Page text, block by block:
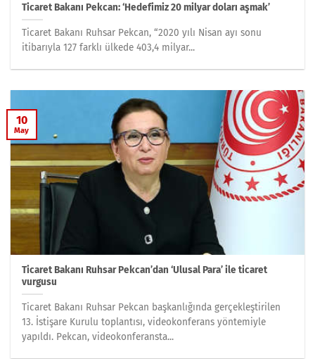
Ticaret Bakanı Pekcan: ‘Hedefimiz 20 milyar doları aşmak’
Ticaret Bakanı Ruhsar Pekcan, “2020 yılı Nisan ayı sonu
itibarıyla 127 farklı ülkede 403,4 milyar...
Ticaret Bakanı Ruhsar Pekcan’dan ‘Ulusal Para’ ile ticaret
vurgusu
Ticaret Bakanı Ruhsar Pekcan başkanlığında gerçekleştirilen
13. İstişare Kurulu toplantısı, videokonferans yöntemiyle
yapıldı. Pekcan, videokonferansta...
10
May